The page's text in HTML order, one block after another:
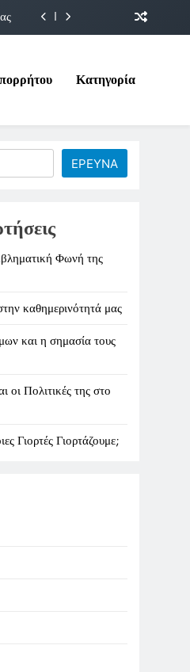
Κατηγορία
ΕΡΕΥΝΑ
Φωνή της
καθημερινότητά μας
και η σημασία τους
Πολιτικές της στο
Γιορτές Γιορτάζουμε;